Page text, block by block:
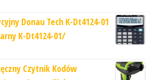
Donau Tech K-Dt4124-01
K-Dt4124-01/
Czytnik Kodów